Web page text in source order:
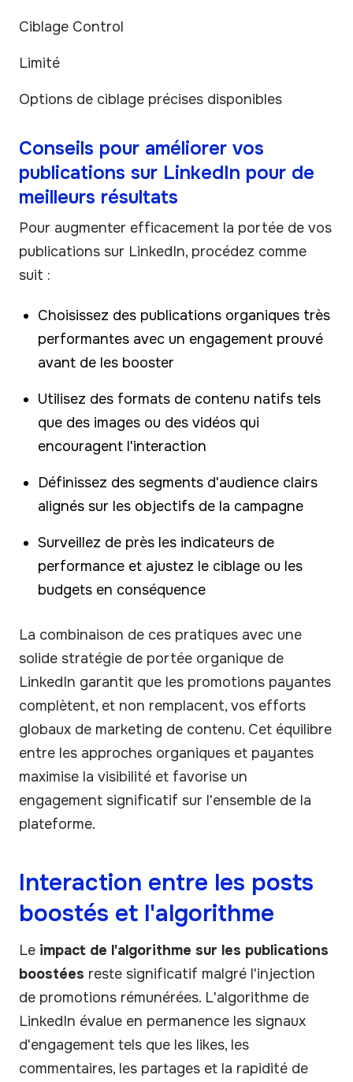
Ciblage Control
Limité
Options de ciblage précises disponibles
Conseils pour améliorer vos
publications sur LinkedIn pour de
meilleurs résultats
Pour augmenter efficacement la portée de vos
publications sur LinkedIn, procédez comme
suit :
Choisissez des publications organiques très
performantes avec un engagement prouvé
avant de les booster
Utilisez des formats de contenu natifs tels
que des images ou des vidéos qui
encouragent l'interaction
Définissez des segments d'audience clairs
alignés sur les objectifs de la campagne
Surveillez de près les indicateurs de
performance et ajustez le ciblage ou les
budgets en conséquence
La combinaison de ces pratiques avec une
solide stratégie de portée organique de
LinkedIn garantit que les promotions payantes
complètent, et non remplacent, vos efforts
globaux de marketing de contenu. Cet équilibre
entre les approches organiques et payantes
maximise la visibilité et favorise un
engagement significatif sur l'ensemble de la
plateforme.
Interaction entre les posts
boostés et l'algorithme
Le impact de l'algorithme sur les publications
boostées reste significatif malgré l'injection
de promotions rémunérées. L'algorithme de
LinkedIn évalue en permanence les signaux
d'engagement tels que les likes, les
commentaires, les partages et la rapidité de